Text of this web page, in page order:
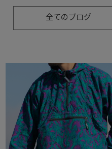
全てのブログ